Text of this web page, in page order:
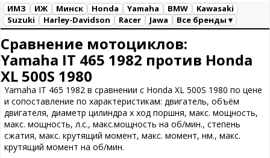
ИМЗ ИЖ Минск Honda Yamaha BMW
Kawasaki
Suzuki
Harley-Davidson Racer Jawa
Все бренды ▾
Сравнение мотоциклов:
Yamaha IT 465 1982 против Honda
XL 500S 1980
Yamaha IT 465 1982 в сравнении с Honda XL 500S 1980 по цене
и сопоставление по характеристикам: двигатель, объём
двигателя, диаметр цилиндра х ход поршня, макс. мощность,
макс. мощность, л.с., макс.мощность на об/мин., степень
сжатия, макс. крутящий момент, макс. момент, нм., макс.
крутящий момент на об/мин.